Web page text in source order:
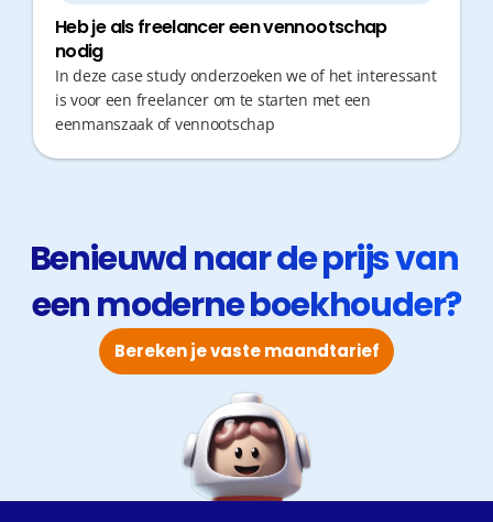
Heb je als freelancer een vennootschap
nodig
In deze case study onderzoeken we of het interessant
is voor een freelancer om te starten met een
eenmanszaak of vennootschap
Benieuwd naar de prijs van
een moderne boekhouder?
Bereken je vaste maandtarief